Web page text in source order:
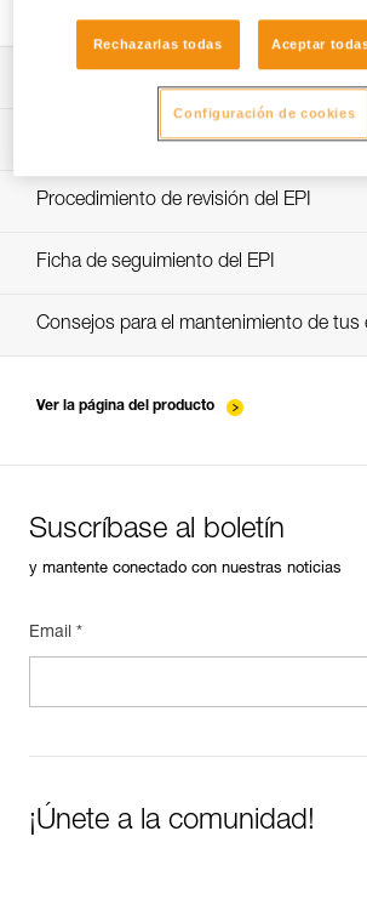
Technical Notice
Aplicación para el control y seguimiento
descubra ePPEcentre
Procedimiento de revisión del EPI
verif-EPI-poulies_bloqueurs-
Ficha de seguimiento del EPI
verif-EPI-poulies_bloqueurs-
Consejos para el mantenimiento de tus
Ver la página del producto
Suscríbase al boletín
y mantente conectado con nuestras noticias
Email *
¡Únete a la comunidad!
Rechazarlas todas Aceptar
Configuración de cookies